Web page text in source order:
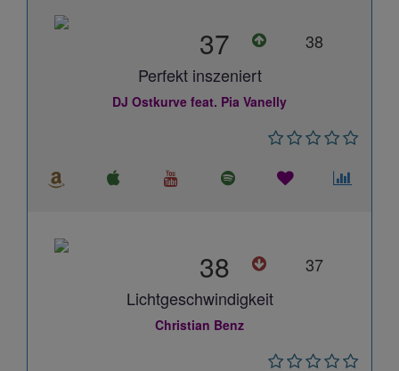
37
38
Perfekt inszeniert
DJ Ostkurve feat. Pia Vanelly
38
37
Lichtgeschwindigkeit
Christian Benz